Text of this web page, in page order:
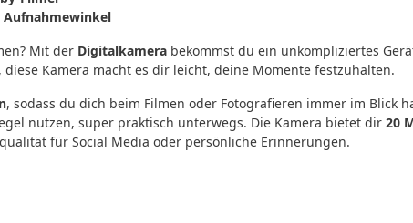
Aufnahmewinkel
Mit der Digitalkamera bekommst du ein unkompliziertes
Kamera macht es dir leicht, deine Momente festzuhalten.
, sodass du dich beim Filmen oder Fotografieren immer im Blick
nutzen, super praktisch unterwegs. Die Kamera bietet dir 20
für Social Media oder persönliche Erinnerungen.